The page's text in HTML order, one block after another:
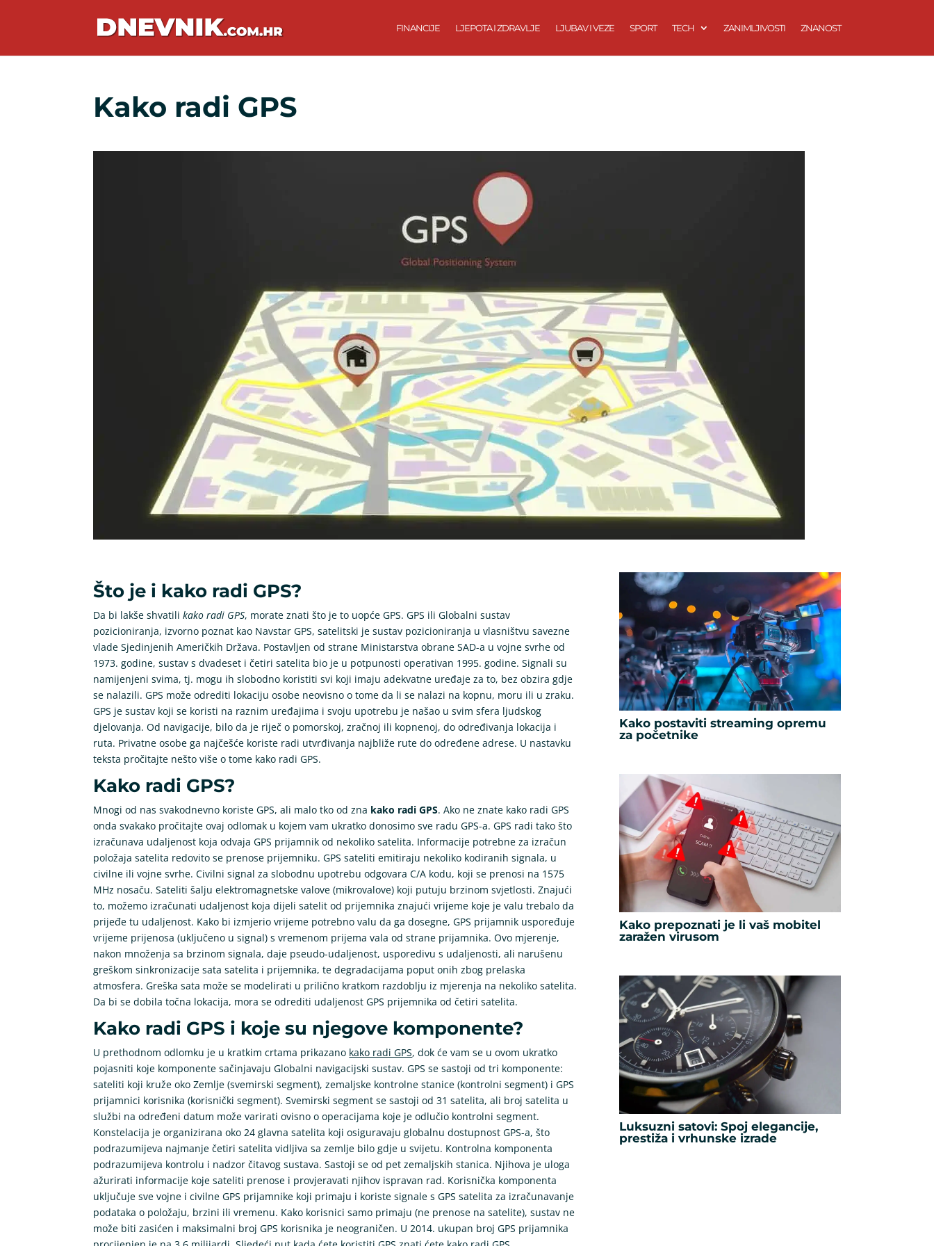
FINANCIJE LJEPOTA I ZDRAVLJE LJUBAV I VEZE SPORT TECH ZANIMLJIVOSTI ZNANOST
Kako radi GPS
Što je i kako radi GPS?
Da bi lakše shvatilikako radi GPS, morate znati što je to uopće GPS. GPS ili Globalni sustav
pozicioniranja, izvorno poznat kao Navstar GPS, satelitski je sustav pozicioniranja u vlasništvu savezne
vlade Sjedinjenih Američkih Država. Postavljen od strane Ministarstva obrane SAD-a u vojne svrhe od
1973. godine, sustav s dvadeset i četiri satelita bio je u potpunosti operativan 1995. godine. Signali su
namijenjeni svima, tj. mogu ih slobodno koristiti svi koji imaju adekvatne uređaje za to, bez obzira gdje
se nalazili. GPS može odrediti lokaciju osobe neovisno o tome da li se nalazi na kopnu, moru ili u zraku.
GPS je sustav koji se koristi na raznim uređajima i svoju upotrebu je našao u svim sfera ljudskog
djelovanja. Od navigacije, bilo da je riječ o pomorskoj, zračnoj ili kopnenoj, do određivanja lokacija i
ruta. Privatne osobe ga najčešće koriste radi utvrđivanja najbliže rute do određene adrese. U nastavku
teksta pročitajte nešto više o tome kako radi GPS.
Kako radi GPS?
Mnogi od nas svakodnevno koriste GPS, ali malo tko od zna kako radi GPS. Ako ne znate kako radi GPS
onda svakako pročitajte ovaj odlomak u kojem vam ukratko donosimo sve radu GPS-a. GPS radi tako što
izračunava udaljenost koja odvaja GPS prijamnik od nekoliko satelita. Informacije potrebne za izračun
položaja satelita redovito se prenose prijemniku. GPS sateliti emitiraju nekoliko kodiranih signala, u
civilne ili vojne svrhe. Civilni signal za slobodnu upotrebu odgovara C/A kodu, koji se prenosi na 1575
MHz nosaču. Sateliti šalju elektromagnetske valove (mikrovalove) koji putuju brzinom svjetlosti. Znajući
to, možemo izračunati udaljenost koja dijeli satelit od prijemnika znajući vrijeme koje je valu trebalo da
prijeđe tu udaljenost. Kako bi izmjerio vrijeme potrebno valu da ga dosegne, GPS prijamnik uspoređuje
vrijeme prijenosa (uključeno u signal) s vremenom prijema vala od strane prijamnika. Ovo mjerenje,
nakon množenja sa brzinom signala, daje pseudo-udaljenost, usporedivu s udaljenosti, ali narušenu
greškom sinkronizacije sata satelita i prijemnika, te degradacijama poput onih zbog prelaska
atmosfera. Greška sata može se modelirati u prilično kratkom razdoblju iz mjerenja na nekoliko satelita.
Da bi se dobila točna lokacija, mora se odrediti udaljenost GPS prijemnika od četiri satelita.
Kako radi GPS i koje su njegove komponente?
U prethodnom odlomku je u kratkim crtama prikazano kako radi GPS, dok će vam se u ovom ukratko
pojasniti koje komponente sačinjavaju Globalni navigacijski sustav. GPS se sastoji od tri komponente:
sateliti koji kruže oko Zemlje (svemirski segment), zemaljske kontrolne stanice (kontrolni segment) i GPS
prijamnici korisnika (korisnički segment). Svemirski segment se sastoji od 31 satelita, ali broj satelita u
službi na određeni datum može varirati ovisno o operacijama koje je odlučio kontrolni segment.
Konstelacija je organizirana oko 24 glavna satelita koji osiguravaju globalnu dostupnost GPS-a, što
podrazumijeva najmanje četiri satelita vidljiva sa zemlje bilo gdje u svijetu. Kontrolna komponenta
podrazumijeva kontrolu i nadzor čitavog sustava. Sastoji se od pet zemaljskih stanica. Njihova je uloga
ažurirati informacije koje sateliti prenose i provjeravati njihov ispravan rad. Korisnička komponenta
uključuje sve vojne i civilne GPS prijamnike koji primaju i koriste signale s GPS satelita za izračunavanje
podataka o položaju, brzini ili vremenu. Kako korisnici samo primaju (ne prenose na satelite), sustav ne
može biti zasićen i maksimalni broj GPS korisnika je neograničen. U 2014. ukupan broj GPS prijamnika
Kako postaviti streaming opremu
za početnike
Kako prepoznati je li vaš mobitel
zaražen virusom
Luksuzni satovi: Spoj elegancije,
prestiža i vrhunske izrade